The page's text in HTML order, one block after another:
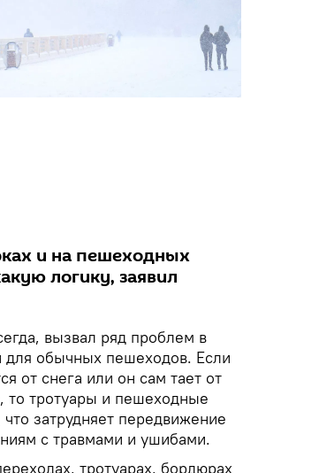
и на пешеходных
логику, заявил
вызвал ряд проблем в
для обычных пешеходов. Если
от снега или он сам тает от
то тротуары и пешеходные
затрудняет передвижение
с травмами и ушибами.
тротуарах, бордюрах